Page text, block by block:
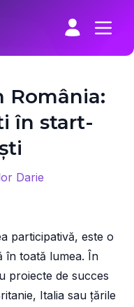
România:
în start-
Darie
participativă, este o
în toată lumea. În
proiecte de succes
Italia sau țările